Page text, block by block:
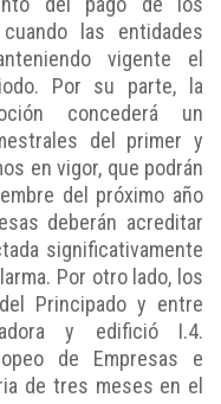
las entidades
vigente el
Por su parte, la
concederá un
del primer y
en vigor, que podrán
del próximo año
deberán acreditar
significativamente
Por otro lado, los
Principado y entre
y edifició I.4.
de Empresas e
de tres meses en el